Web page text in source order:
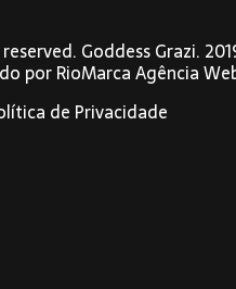
Goddess Grazi.
porRioMarca Agência
de Privacidade